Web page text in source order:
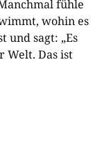
fühle
wohin es
und sagt: „Es
Welt. Das ist